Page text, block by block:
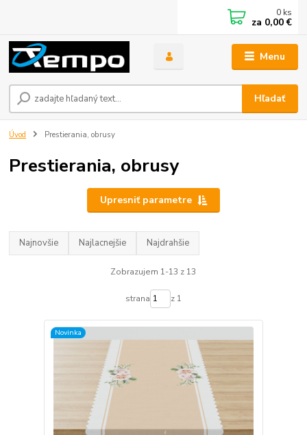
Menu
Hľadať
0 ks
za 0,00 €
Úvod Prestierania, obrusy
Prestierania, obrusy
Upresniť parametre
Najnovšie Najlacnejšie Najdrahšie
Zobrazujem 1-13 z 13
strana z 1
Novinka